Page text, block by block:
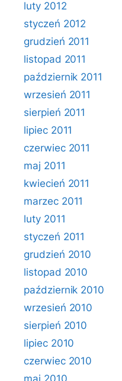
luty 2012
styczeń 2012
grudzień 2011
listopad 2011
październik 2011
wrzesień 2011
sierpień 2011
lipiec 2011
czerwiec 2011
maj 2011
kwiecień 2011
marzec 2011
luty 2011
styczeń 2011
grudzień 2010
listopad 2010
październik 2010
wrzesień 2010
sierpień 2010
lipiec 2010
czerwiec 2010
maj 2010